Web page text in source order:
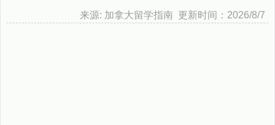
来源: 加拿大留学指南 更新时间：2026/8/7